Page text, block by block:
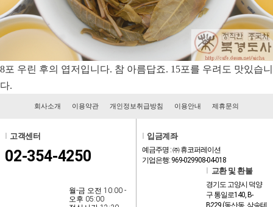
8포 우린 후의 엽저입니다. 참 아름답죠. 15포를 우려도 맛있습니
다.
회사소개 이용약관 개인정보취급방침 이용안내 제휴문의
l 고객센터
02-354-4250
월-금 오전 10:00 -
오후 05:00
l 입금계좌
예금주명 : ㈜ 휴코퍼레이션
기업은행: 969-029908-04-018
l 교환 및 환불
경기도 고양시 덕양
구 통일로140, B-
B229 (동산동, 삼송테